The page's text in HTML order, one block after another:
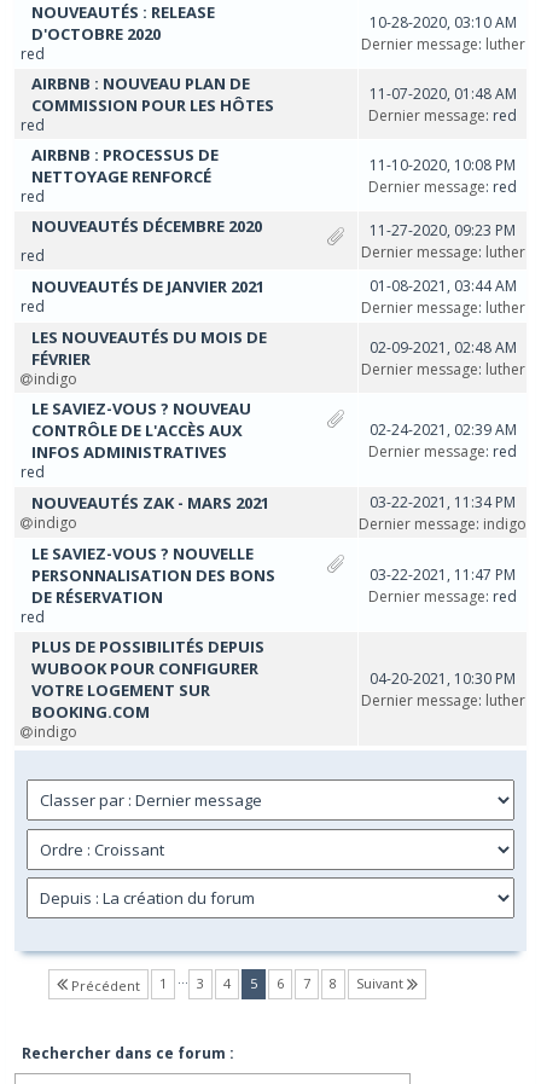
NOUVEAUTÉS : RELEASE
D'OCTOBRE 2020
red
10-28-2020, 03:10 AM
Dernier message: luther
AIRBNB : NOUVEAU PLAN DE
COMMISSION POUR LES HÔTES
red
11-07-2020, 01:48 AM
Dernier message: red
AIRBNB : PROCESSUS DE
NETTOYAGE RENFORCÉ
red
11-10-2020, 10:08 PM
Dernier message: red
NOUVEAUTÉS DÉCEMBRE 2020
red
11-27-2020, 09:23 PM
Dernier message: luther
NOUVEAUTÉS DE JANVIER 2021
red
01-08-2021, 03:44 AM
Dernier message: luther
LES NOUVEAUTÉS DU MOIS DE
FÉVRIER
indigo
02-09-2021, 02:48 AM
Dernier message: luther
LE SAVIEZ-VOUS ? NOUVEAU
CONTRÔLE DE L'ACCÈS AUX
INFOS ADMINISTRATIVES
red
02-24-2021, 02:39 AM
Dernier message: red
NOUVEAUTÉS ZAK - MARS 2021
indigo
03-22-2021, 11:34 PM
Dernier message: indigo
LE SAVIEZ-VOUS ? NOUVELLE
PERSONNALISATION DES BONS
DE RÉSERVATION
red
03-22-2021, 11:47 PM
Dernier message: red
PLUS DE POSSIBILITÉS DEPUIS
WUBOOK POUR CONFIGURER
VOTRE LOGEMENT SUR
BOOKING.COM
indigo
04-20-2021, 10:30 PM
Dernier message: luther
Précédent 1 … 3 4 5(current)
6 7 8 Suivant
Rechercher dans ce forum :